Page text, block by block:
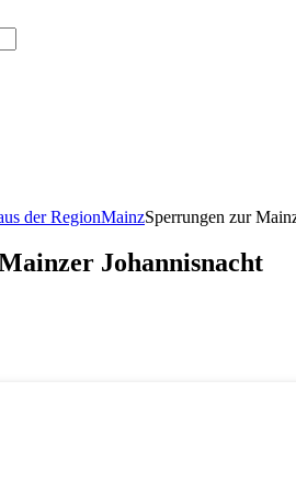
der RegionMainzSperrungen zur
Johannisnacht